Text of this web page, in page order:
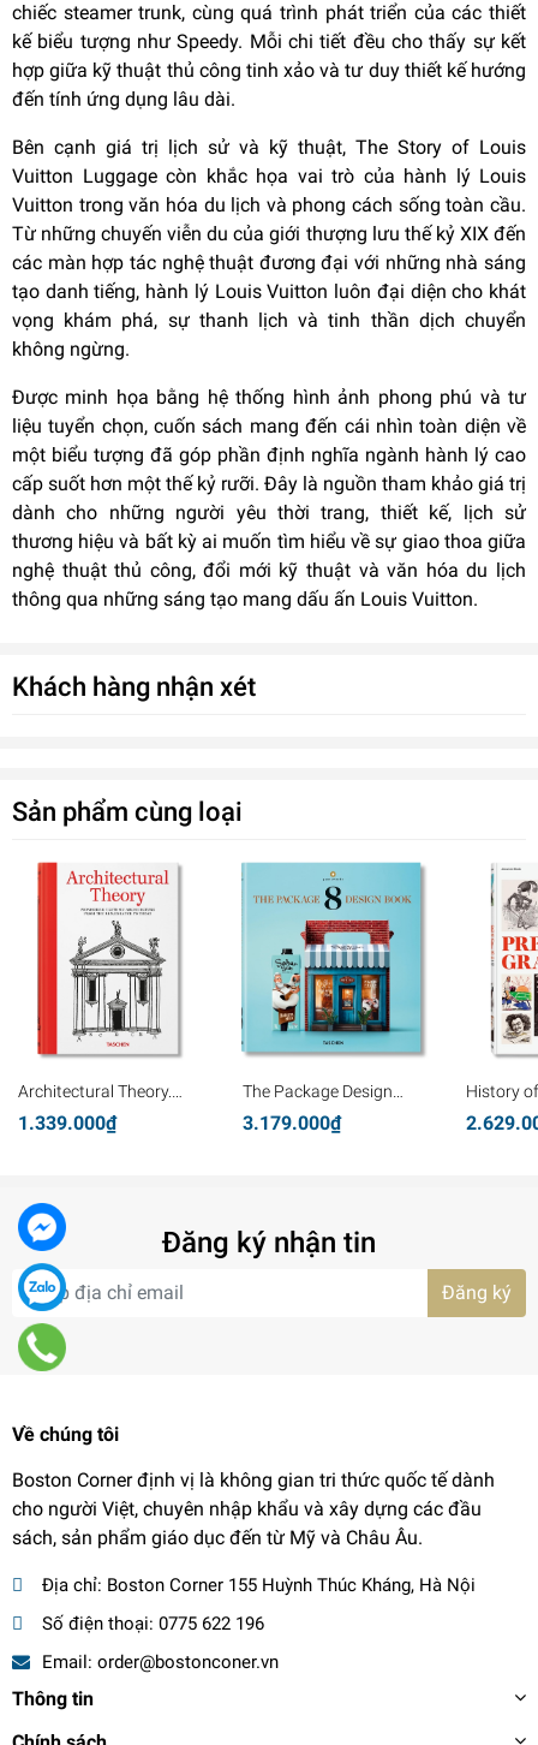
chiếc steamer trunk, cùng quá trình phát triển của các thiết
kế biểu tượng như Speedy. Mỗi chi tiết đều cho thấy sự kết
hợp giữa kỹ thuật thủ công tinh xảo và tư duy thiết kế hướng
đến tính ứng dụng lâu dài.
Bên cạnh giá trị lịch sử và kỹ thuật, The Story of Louis
Vuitton Luggage còn khắc họa vai trò của hành lý Louis
Vuitton trong văn hóa du lịch và phong cách sống toàn cầu.
Từ những chuyến viễn du của giới thượng lưu thế kỷ XIX đến
các màn hợp tác nghệ thuật đương đại với những nhà sáng
tạo danh tiếng, hành lý Louis Vuitton luôn đại diện cho khát
vọng khám phá, sự thanh lịch và tinh thần dịch chuyển
không ngừng.
Được minh họa bằng hệ thống hình ảnh phong phú và tư
liệu tuyển chọn, cuốn sách mang đến cái nhìn toàn diện về
một biểu tượng đã góp phần định nghĩa ngành hành lý cao
cấp suốt hơn một thế kỷ rưỡi. Đây là nguồn tham khảo giá trị
dành cho những người yêu thời trang, thiết kế, lịch sử
thương hiệu và bất kỳ ai muốn tìm hiểu về sự giao thoa giữa
nghệ thuật thủ công, đổi mới kỹ thuật và văn hóa du lịch
thông qua những sáng tạo mang dấu ấn Louis Vuitton.
Khách hàng nhận xét
Sản phẩm cùng loại
Architectural Theory.
Pioneering Texts on
Architecture from the
1.339.000₫
The Package Design
Book 8
3.179.000₫
History
Đăng ký nhận tin
Đăng ký
Về chúng tôi
Boston Corner định vị là không gian tri thức quốc tế dành
cho người Việt, chuyên nhập khẩu và xây dựng các đầu
sách, sản phẩm giáo dục đến từ Mỹ và Châu Âu.
Địa chỉ: Boston Corner 155 Huỳnh Thúc Kháng, Hà Nội
Số điện thoại: 0775 622 196
Email: order@bostonconer.vn
Thông tin